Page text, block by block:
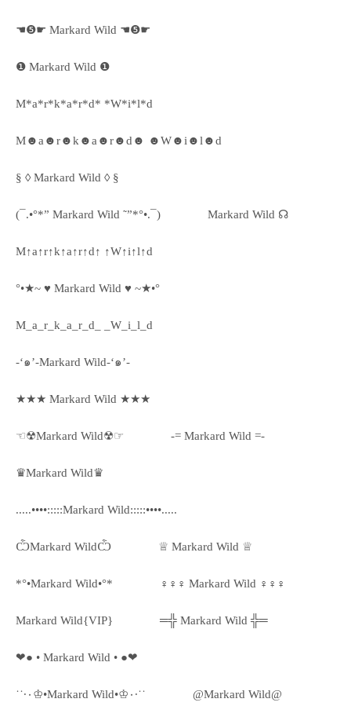
☚❺☛ Markard Wild ☚❺☛
❶ Markard Wild ❶
M*a*r*k*a*r*d* *W*i*l*d
M☻a☻r☻k☻a☻r☻d☻ ☻W☻i☻l☻d
§ ◊ Markard Wild ◊ §
(¯.•°*” Markard Wild ˜”*°•.¯) Markard Wild ☊
M↑a↑r↑k↑a↑r↑d↑ ↑W↑i↑l↑d
°•★~ ♥ Markard Wild ♥ ~★•°
M_a_r_k_a_r_d_ _W_i_l_d
-‘๑’-Markard Wild-‘๑’-
★★★ Markard Wild ★★★
☜☢Markard Wild☢☞ -= Markard Wild =-
♛Markard Wild♛
.....••••:::::Markard Wild:::::••••.....
ѼMarkard WildѼ ♕ Markard Wild ♕
*°•Markard Wild•°* ♀♀♀ Markard Wild ♀♀♀
Markard Wild{VIP} ═╬ Markard Wild ╬═
❤● • Markard Wild • ●❤
˙˙·٠♔•Markard Wild•♔٠·˙˙ @Markard Wild@